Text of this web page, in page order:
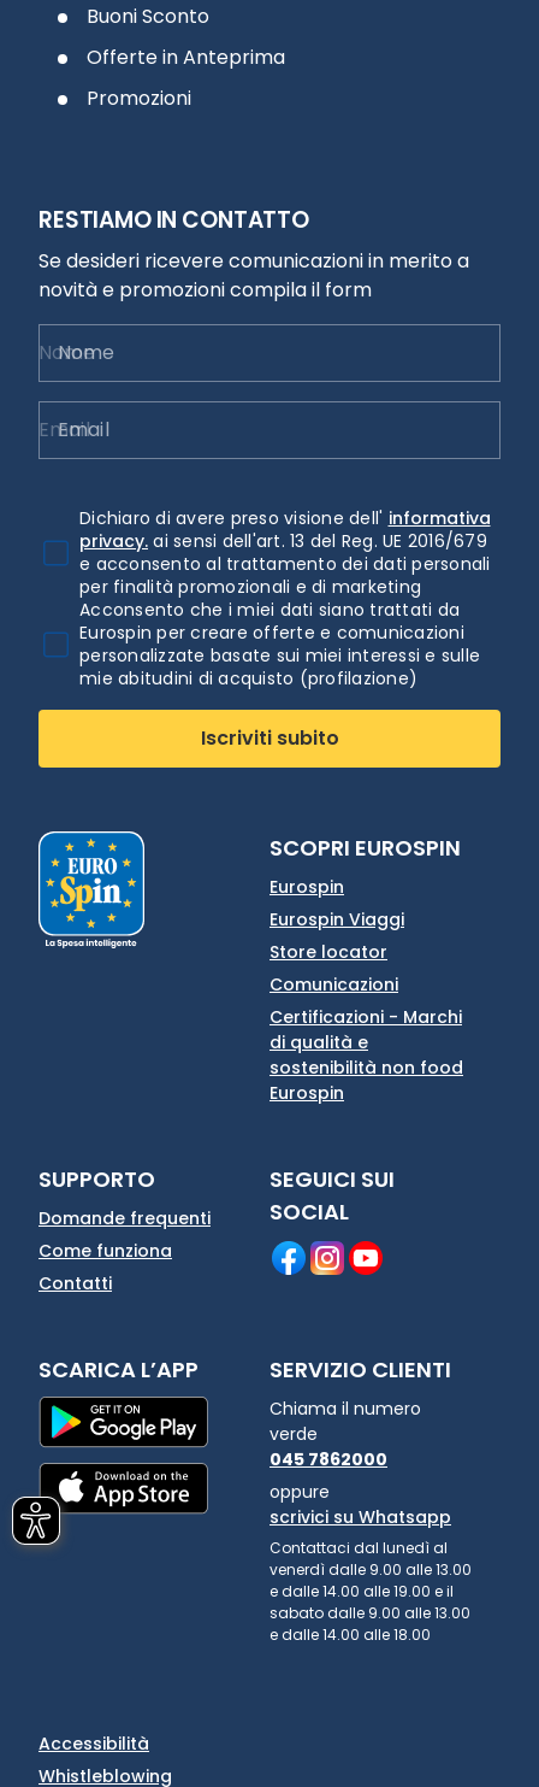
Buoni Sconto
Offerte in Anteprima
Promozioni
RESTIAMO IN CONTATTO
Se desideri ricevere comunicazioni in merito a
novità e promozioni compila il form
Nome
Email
Dichiaro di avere preso visione dell' informativa
privacy. ai sensi dell'art. 13 del Reg. UE 2016/679
e acconsento al trattamento dei dati personali
per finalità promozionali e di marketing
Acconsento che i miei dati siano trattati da
Eurospin per creare offerte e comunicazioni
personalizzate basate sui miei interessi e sulle
mie abitudini di acquisto (profilazione)
Iscriviti subito
SCOPRI EUROSPIN
Eurospin
Eurospin Viaggi
Store locator
Comunicazioni
Certificazioni - Marchi
di qualità e
sostenibilità non food
Eurospin
SUPPORTO
Domande frequenti
Come funziona
Contatti
SEGUICI SUI
SOCIAL
SCARICA L’APP SERVIZIO CLIENTI
Chiama il numero
verde
045 7862000
oppure
scrivici su Whatsapp
Contattaci dal lunedì al
venerdì dalle 9.00 alle 13.00
e dalle 14.00 alle 19.00 e il
sabato dalle 9.00 alle 13.00
e dalle 14.00 alle 18.00
Accessibilità
Whistleblowing